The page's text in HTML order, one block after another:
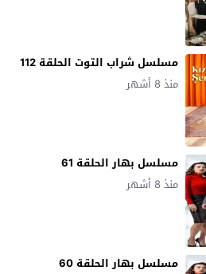
مسلسل شراب التوت الحلقة 112
منذ 8 أشهر
مسلسل بهار الحلقة 61
منذ 8 أشهر
مسلسل بهار الحلقة 60